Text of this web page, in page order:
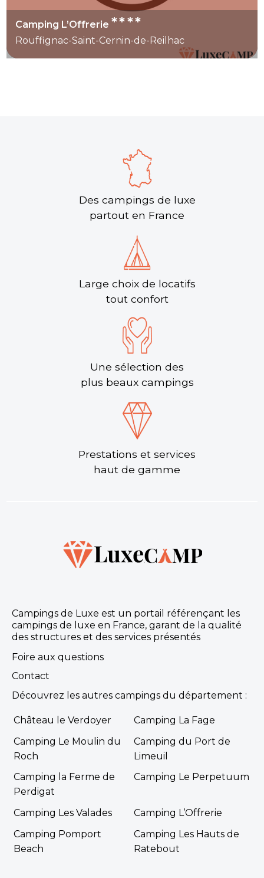
Camping L’Offrerie****
Rouffignac-Saint-Cernin-de-Reilhac
Des campings de luxe
partout en France
Large choix de locatifs
tout confort
Une sélection des
plus beaux campings
Prestations et services
haut de gamme
Campings de Luxe est un portail référençant les
campings de luxe en France, garant de la qualité
des structures et des services présentés
Foire aux questions
Contact
Découvrez les autres campings du département :
Château le Verdoyer
Camping La Fage
Camping Le Moulin du
Roch
Camping du Port de
Limeuil
Camping la Ferme de
Perdigat
Camping Le Perpetuum
Camping Les Valades
Camping L’Offrerie
Camping Pomport
Beach
Camping Les Hauts de
Ratebout